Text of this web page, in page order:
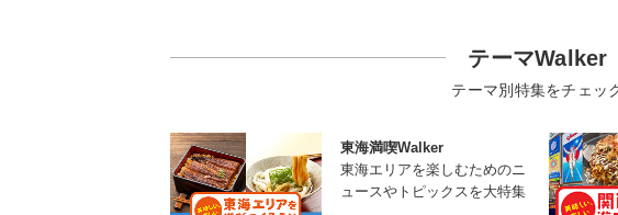
テーマWalker
テーマ別特集をチェッ
東海満喫Walker
東海エリアを楽しむためのニ
ュースやトピックスを大特集